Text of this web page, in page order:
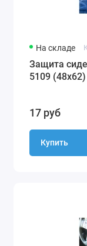
На складе
Защита
5109 (48х62)
17 руб
Купить